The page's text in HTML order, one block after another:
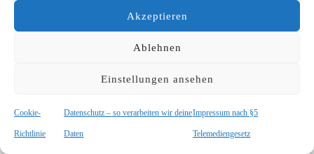
Akzeptieren
Ablehnen
Einstellungen ansehen
Cookie-
Richtlinie
Datenschutz – so verarbeiten wir deine
Daten
Impressum nach §5
Telemediengesetz
Das könnte dich auch